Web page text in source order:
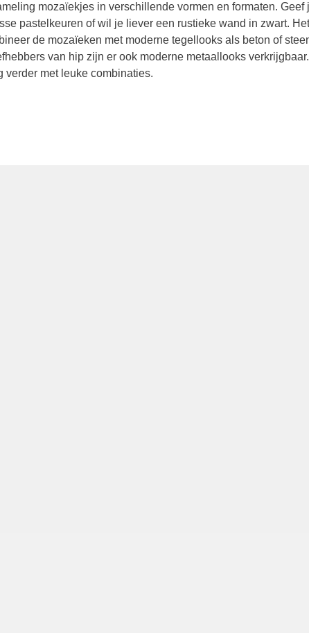
mozaïekjes in verschillende vormen en formaten.
pastelkeuren of wil je liever een rustieke wand in zwart.
de mozaïeken met moderne tegellooks als beton of
van hip zijn er ook moderne metaallooks
verder met leuke combinaties.